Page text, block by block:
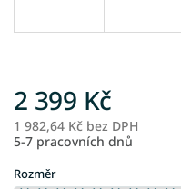
2 399 Kč
1 982,64 Kč bez DPH
5-7 pracovních dnů
Rozměr